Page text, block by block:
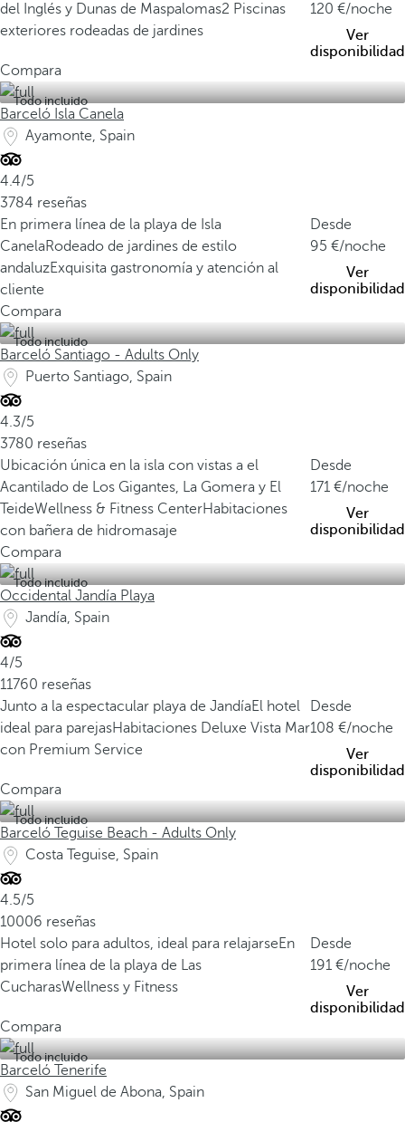
del Inglés y Dunas de Maspalomas2 Piscinas
exteriores rodeadas de jardines
120
/noche
Ver
disponibilidad
Compara
Todo incluido
Barceló Isla Canela
Ayamonte, Spain
4.4/5
3784 reseñas
En primera línea de la playa de Isla
CanelaRodeado de jardines de estilo
andaluzExquisita gastronomía y atención al
cliente
Desde
95
/noche
Ver
disponibilidad
Compara
Todo incluido
Barceló Santiago - Adults Only
Puerto Santiago, Spain
4.3/5
3780 reseñas
Ubicación única en la isla con vistas a el
Acantilado de Los Gigantes, La Gomera y El
TeideWellness & Fitness CenterHabitaciones
con bañera de hidromasaje
Desde
171
/noche
Ver
disponibilidad
Compara
Todo incluido
Occidental Jandía Playa
Jandía, Spain
4/5
11760 reseñas
Junto a la espectacular playa de JandíaEl hotel
ideal para parejasHabitaciones Deluxe Vista Mar
con Premium Service
Desde
108
/noche
Ver
disponibilidad
Compara
Todo incluido
Barceló Teguise Beach - Adults Only
Costa Teguise, Spain
4.5/5
10006 reseñas
Hotel solo para adultos, ideal para relajarseEn
primera línea de la playa de Las
CucharasWellness y Fitness
Desde
191
/noche
Ver
disponibilidad
Compara
Todo incluido
Barceló Tenerife
San Miguel de Abona, Spain